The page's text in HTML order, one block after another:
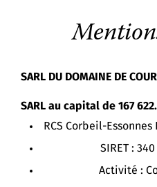
SARL DU DOMAINE DE
SARL au capital de 167
RCS Corbeil-
SIRET :
Activité :